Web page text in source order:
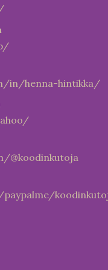
in/henna-hintikka/
@koodinkutoja